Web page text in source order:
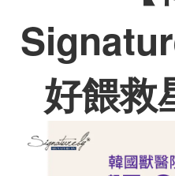
好餵救